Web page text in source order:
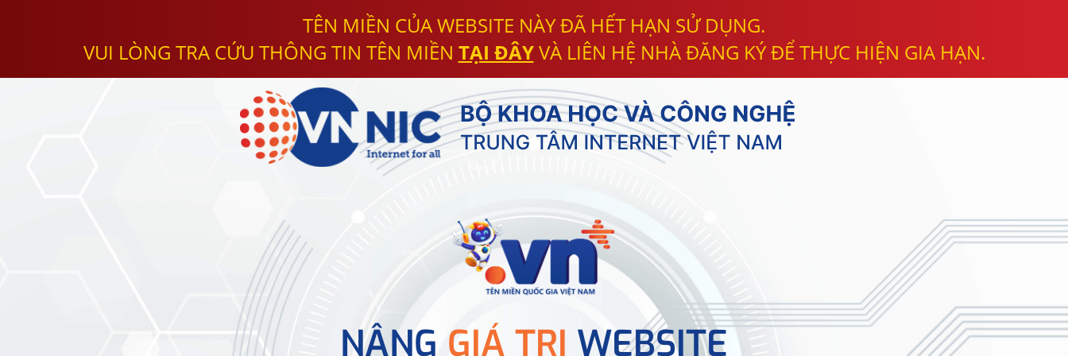
TÊN MIỀN CỦA WEBSITE NÀY ĐÃ HẾT HẠN SỬ DỤNG.
VUI LÒNG TRA CỨU THÔNG TIN TÊN MIỀN TẠI ĐÂYVÀ LIÊN HỆ NHÀ ĐĂNG KÝ ĐỂ THỰC HIỆN GIA HẠN.
NÂNG GIÁ TRỊ WEBSITE